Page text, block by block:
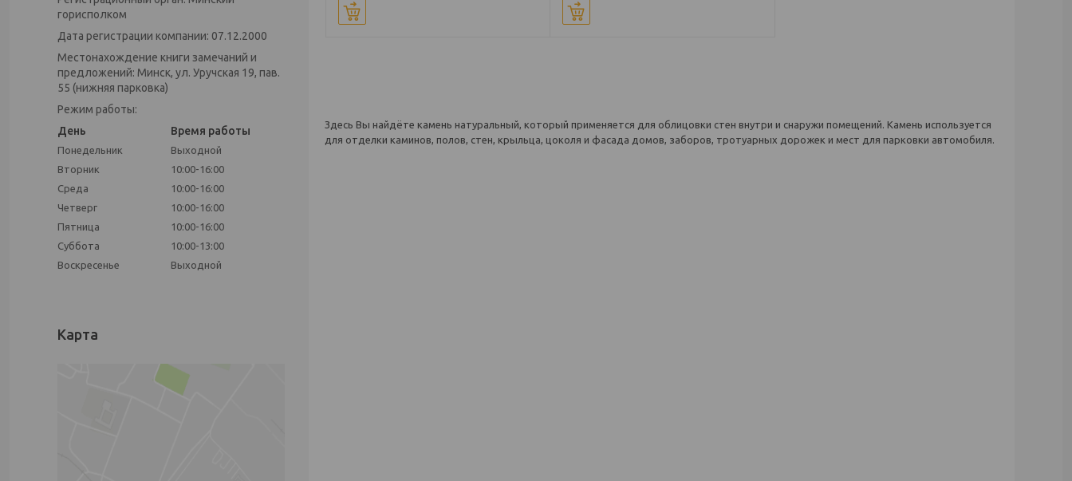
Здесь Вы найдёте камень натуральный, который применяется для облицовки стен внутри и снаружи помещений. Камень используется
для отделки каминов, полов, стен, крыльца, цоколя и фасада домов, заборов, тротуарных дорожек и мест для парковки автомобиля.
горисполком
Дата регистрации компании: 07.12.2000
Местонахождение книги замечаний и
предложений: Минск, ул. Уручская 19, пав.
55 (нижняя парковка)
Режим работы:
День
Время работы
Понедельник
Выходной
Вторник
10:00-16:00
Среда
10:00-16:00
Четверг
10:00-16:00
Пятница
10:00-16:00
Суббота
10:00-13:00
Воскресенье
Выходной
Карта